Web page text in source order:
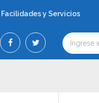
Facilidades y Servicios